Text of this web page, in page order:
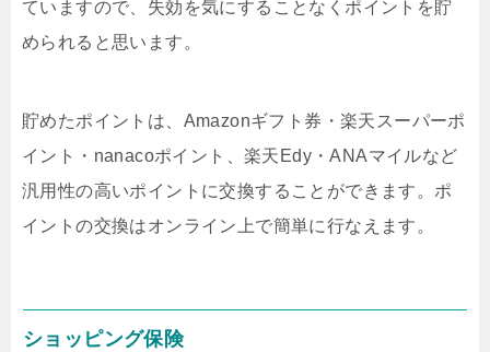
ていますので、失効を気にすることなくポイントを貯
められると思います。
貯めたポイントは、Amazonギフト券・楽天スーパーポ
イント・nanacoポイント、楽天Edy・ANAマイルなど
汎用性の高いポイントに交換することができます。ポ
イントの交換はオンライン上で簡単に行なえます。
ショッピング保険